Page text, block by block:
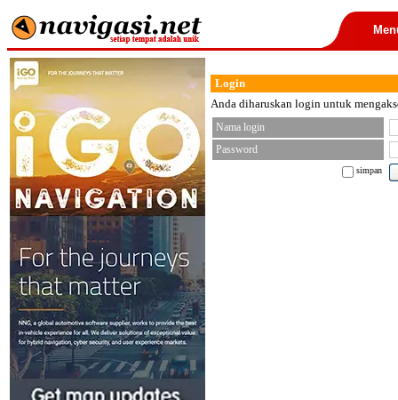
Login
Anda diharuskan login untuk
Nama login
Password
simpan